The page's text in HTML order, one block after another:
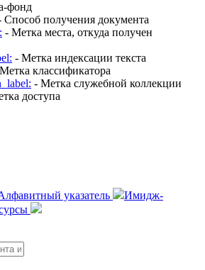
фонд
Способ получения документа
- Метка места, откуда получен
- Метка индексации текста
классификатора
- Метка служебной коллекции
доступа
указатель
Имидж-